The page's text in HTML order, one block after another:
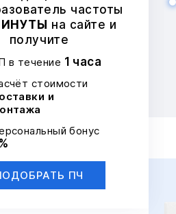
частоты
на сайте и
получите
в течение 1 часа
стоимости
и
бонус
ПЧ